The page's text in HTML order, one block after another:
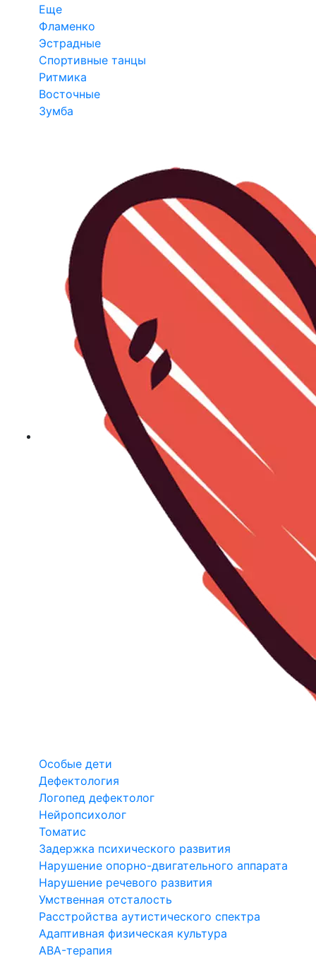
Еще
Фламенко
Эстрадные
Спортивные танцы
Ритмика
Восточные
Зумба
Особые дети
Дефектология
Логопед дефектолог
Нейропсихолог
Томатис
Задержка психического развития
Нарушение опорно-двигательного аппарата
Нарушение речевого развития
Умственная отсталость
Расстройства аутистического спектра
Адаптивная физическая культура
ABA-терапия